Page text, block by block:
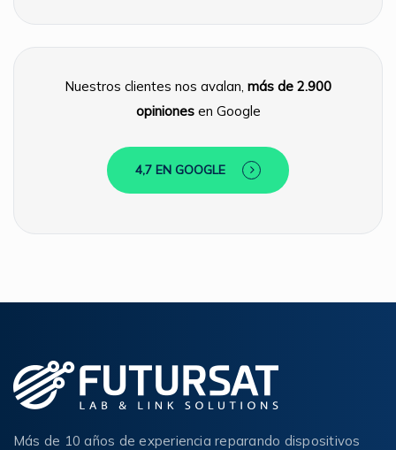
Nuestros clientes nos avalan, más de 2.900
opinionesen Google
4,7 EN GOOGLE
Más de 10 años de experiencia reparando dispositivos